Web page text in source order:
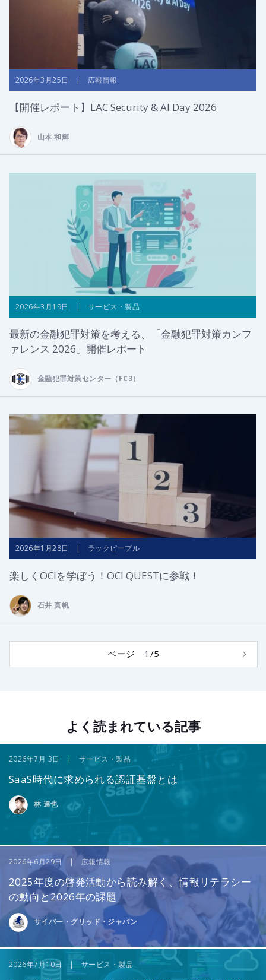
2026年3月25日 | 広報情報
【開催レポート】LAC Security & AI Day 2026
山本 和輝
2026年3月19日 | サービス・製品
最新の金融犯罪対策を考える、「金融犯罪対策カンフ
ァレンス 2026」開催レポート
金融犯罪対策センター（FC3）
2026年1月28日 | ラックピープル
楽しくOCIを学ぼう！OCI QUESTに参戦！
石井 真帆
ページ 1/5
よく読まれている記事
2026年7月 3日 | サービス・製品
SaaS時代に求められる認証基盤とは
林 達也
2026年6月29日 | 広報情報
2025年度の啓発活動から読み解く、情報リテラシー
の動向と2026年の課題
サイバー・グリッド・ジャパン
2026年7月10日 | サービス・製品